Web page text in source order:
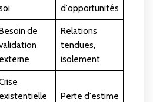
d'opportunités
de
externe
Relations
tendues,
isolement
existentielle
Perte d'estime